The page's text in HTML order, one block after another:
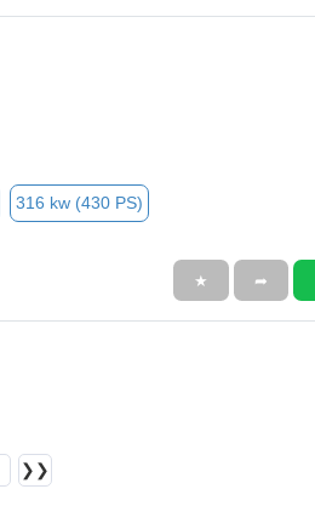
316 kw (430 PS)
★ ➦
❯❯